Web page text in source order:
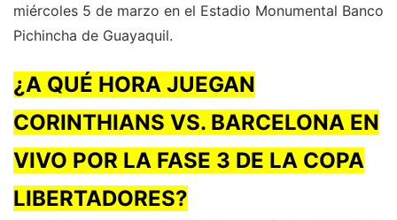
miércoles 5 de marzo en el Estadio Monumental Banco
Pichincha de Guayaquil.
¿A QUÉ HORA JUEGAN
CORINTHIANS VS. BARCELONA EN
VIVO POR LA FASE 3 DE LA COPA
LIBERTADORES?